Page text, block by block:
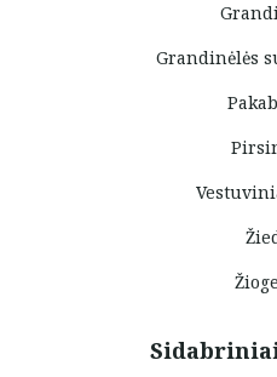
Grandinėlės